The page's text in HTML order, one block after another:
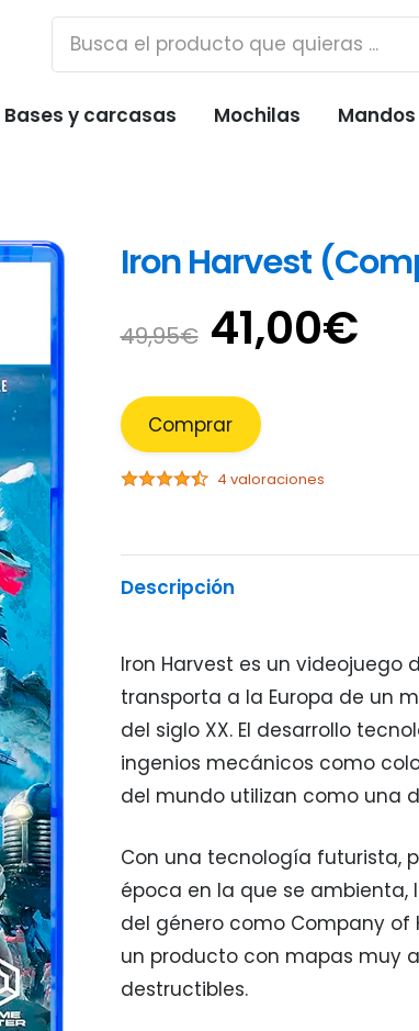
Bases y carcasas Mochilas
Iron Harvest
49,95€ El
precio
original
era:
49,95€.
41,00€El
Comprar
4 valoraciones
Descripción
Iron Harvest es un
transporta a la Europa de un
del siglo XX. El desarrollo
ingenios mecánicos como
del mundo utilizan como una
Con una tecnología futurista,
época en la que se ambienta,
del género como Company of
un producto con mapas muy
destructibles.